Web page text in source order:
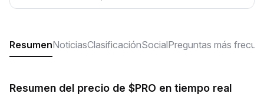
ResumenNoticiasClasificaciónSocialPreguntas más
Resumen del precio de $PRO en tiempo real